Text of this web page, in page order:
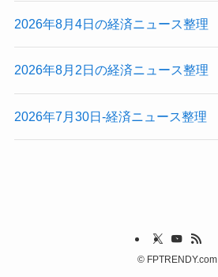
2026年8月4日の経済ニュース整理
2026年8月2日の経済ニュース整理
2026年7月30日-経済ニュース整理
©FPTRENDY.com